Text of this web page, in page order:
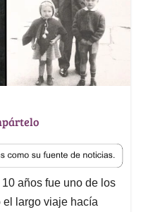
años fue uno de los
el largo viaje hacía